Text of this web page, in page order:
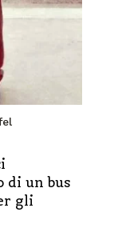
di un bus
gli